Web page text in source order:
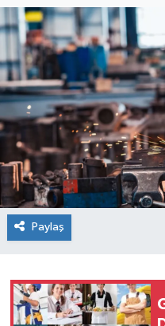
Paylaş